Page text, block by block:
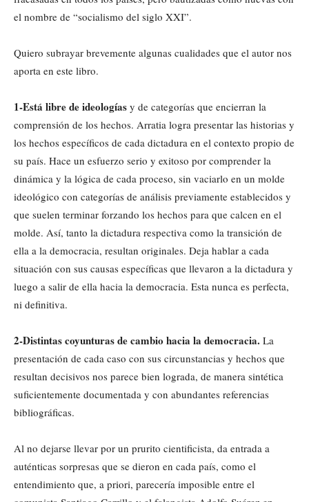
el nombre de “socialismo del siglo XXI”.
Quiero subrayar brevemente algunas cualidades que el autor nos
aporta en este libro.
1-Está libre de ideologías y de categorías que encierran la
comprensión de los hechos. Arratia logra presentar las historias y
los hechos específicos de cada dictadura en el contexto propio de
su país. Hace un esfuerzo serio y exitoso por comprender la
dinámica y la lógica de cada proceso, sin vaciarlo en un molde
ideológico con categorías de análisis previamente establecidos y
que suelen terminar forzando los hechos para que calcen en el
molde. Así, tanto la dictadura respectiva como la transición de
ella a la democracia, resultan originales. Deja hablar a cada
situación con sus causas específicas que llevaron a la dictadura y
luego a salir de ella hacia la democracia. Esta nunca es perfecta,
ni definitiva.
2-Distintas coyunturas de cambio hacia la democracia. La
presentación de cada caso con sus circunstancias y hechos que
resultan decisivos nos parece bien lograda, de manera sintética
suficientemente documentada y con abundantes referencias
bibliográficas.
Al no dejarse llevar por un prurito cientificista, da entrada a
auténticas sorpresas que se dieron en cada país, como el
entendimiento que, a priori, parecería imposible entre el